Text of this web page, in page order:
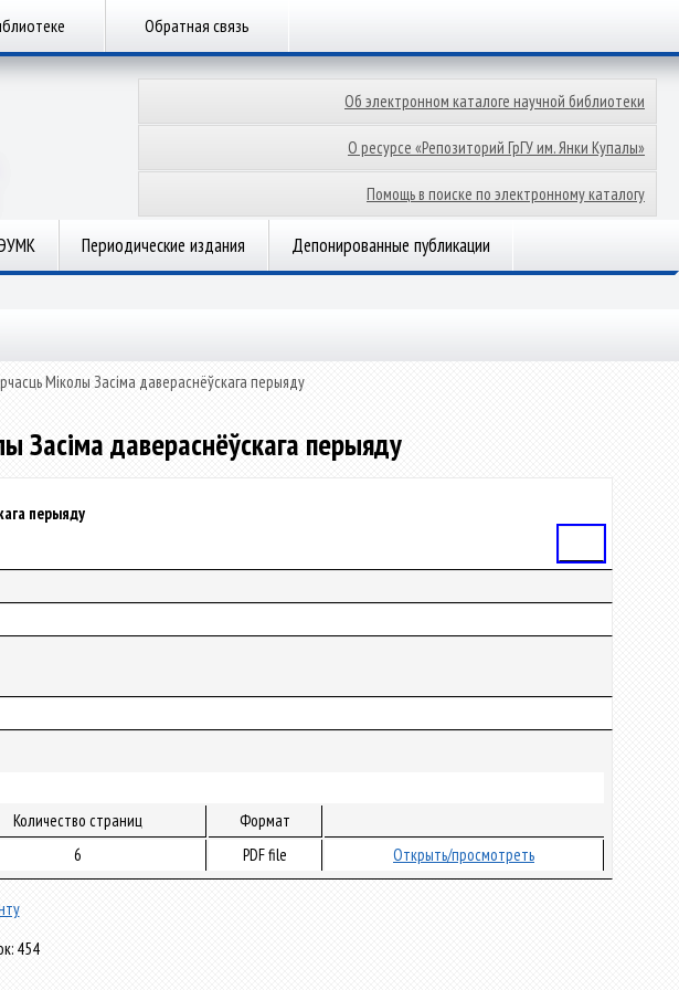
Обратная связь
Об электронном каталоге научной библиотеки
О ресурсе «Репозиторий ГрГУ им. Янки Купалы»
Помощь в поиске по электронному каталогу
Периодические издания Депонированные публикации
Міколы Засіма давераснёўскага перыяду
Засіма давераснёўскага перыяду
перыяду
Количество страниц
Формат
6 PDF file Открыть/просмотреть
454